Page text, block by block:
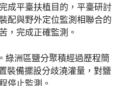
成平臺扶植目的，平臺研討
配與野外定位監測相聯合的
，完成正確監測。
綠洲區鹽分聚積經過歷程簡
裝備擺設分歧澆灌量，對鹽
停止監測。